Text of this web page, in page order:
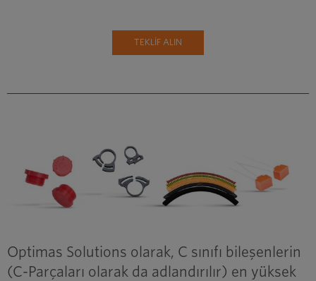
TEKLİF ALIN
Optimas Solutions olarak, C sınıfı bileşenlerin
(C-Parçaları olarak da adlandırılır) en yüksek